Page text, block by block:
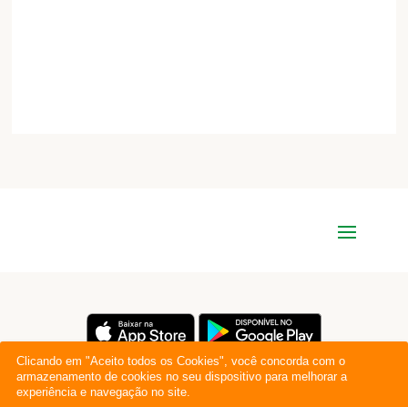
Clicando em "Aceito todos os Cookies", você concorda com o
armazenamento de cookies no seu dispositivo para melhorar a
experiência e navegação no site.